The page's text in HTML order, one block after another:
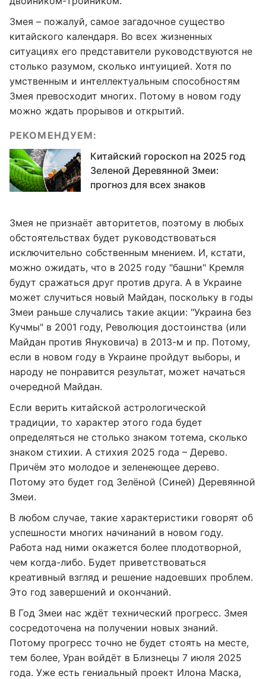
Змея – пожалуй, самое загадочное существо
китайского календаря. Во всех жизненных
ситуациях его представители руководствуются не
столько разумом, сколько интуицией. Хотя по
умственным и интеллектуальным способностям
Змея превосходит многих. Потому в новом году
можно ждать прорывов и открытий.
РЕКОМЕНДУЕМ:
Китайский гороскоп на 2025 год
Зеленой Деревянной Змеи:
прогноз для всех знаков
Змея не признаёт авторитетов, поэтому в любых
обстоятельствах будет руководствоваться
исключительно собственным мнением. И, кстати,
можно ожидать, что в 2025 году "башни" Кремля
будут сражаться друг против друга. А в Украине
может случиться новый Майдан, поскольку в годы
Змеи раньше случались такие акции: "Украина без
Кучмы" в 2001 году, Революция достоинства (или
Майдан против Януковича) в 2013-м и пр. Потому,
если в новом году в Украине пройдут выборы, и
народу не понравится результат, может начаться
очередной Майдан.
Если верить китайской астрологической
традиции, то характер этого года будет
определяться не столько знаком тотема, сколько
знаком стихии. А стихия 2025 года – Дерево.
Причём это молодое и зеленеющее дерево.
Потому это будет год Зелёной (Синей) Деревянной
Змеи.
В любом случае, такие характеристики говорят об
успешности многих начинаний в новом году.
Работа над ними окажется более плодотворной,
чем когда-либо. Будет приветствоваться
креативный взгляд и решение надоевших проблем.
Это год завершений и окончаний.
В Год Змеи нас ждёт технический прогресс. Змея
сосредоточена на получении новых знаний.
Потому прогресс точно не будет стоять на месте,
тем более, Уран войдёт в Близнецы 7 июля 2025
года. Уже есть гениальный проект Илона Маска,